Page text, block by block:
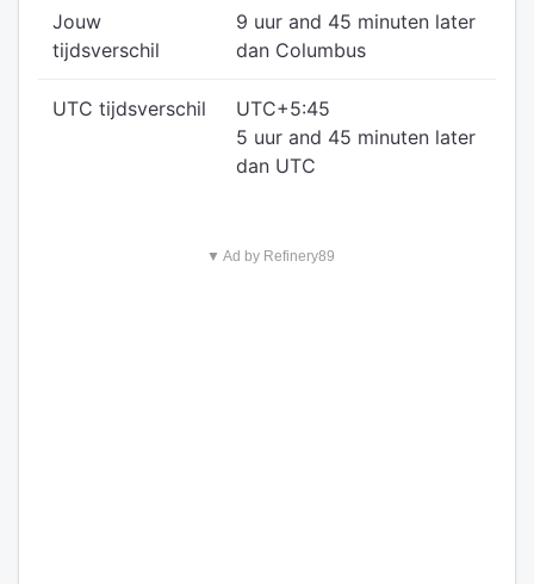
Jouw
tijdsverschil
9 uur and 45 minuten later
dan Columbus
UTC tijdsverschil
UTC+5:45
5 uur and 45 minuten later
dan UTC
▼ Ad by Refinery89